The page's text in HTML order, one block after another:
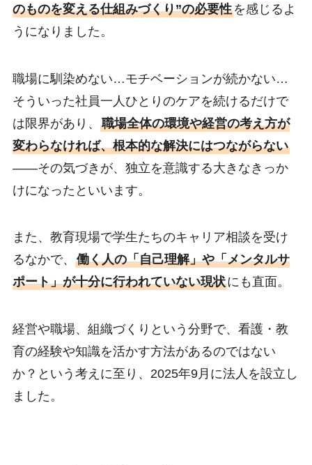
のものを変える仕組みづくり”の必要性を感じるよ
うになりました。
職場に馴染めない…モチベーションが続かない…
そういった社員一人ひとりのケアを続けるだけで
は限界があり、 職場全体の環境や経営の考え方が
変わらなければ、根本的な解決にはつながらない
――その気づきが、独立を意識する大きなきっか
けになったといいます。
また、教育現場で学生たちのキャリア相談を受け
るなかで、 働く人の「自己理解」や「メンタルサ
ポート」が十分に行われていない現状にも直面。
経営や職場、組織づくりという分野で、看護・教
育の経験や知識を活かす方法があるのではない
か？という考えに至り、2025年9月に法人を設立し
ました。